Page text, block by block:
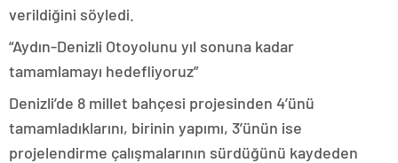
verildiğini söyledi.
“Aydın-Denizli Otoyolunu yıl sonuna kadar
tamamlamayı hedefliyoruz”
Denizli’de 8 millet bahçesi projesinden 4’ünü
tamamladıklarını, birinin yapımı, 3’ünün ise
projelendirme çalışmalarının sürdüğünü kaydeden